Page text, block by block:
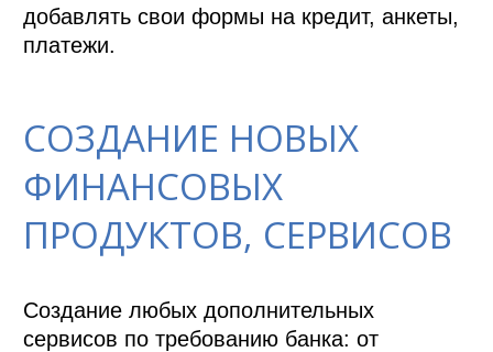
добавлять свои формы на кредит, анкеты,
платежи.
СОЗДАНИЕ НОВЫХ
ФИНАНСОВЫХ
ПРОДУКТОВ, СЕРВИСОВ
Создание любых дополнительных
сервисов по требованию банка: от